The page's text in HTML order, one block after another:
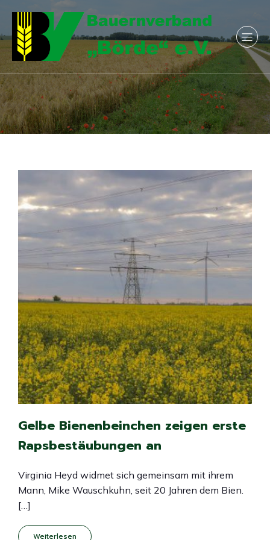
Gelbe Bienenbeinchen zeigen erste
Rapsbestäubungen an
Virginia Heyd widmet sich gemeinsam mit ihrem
Mann, Mike Wauschkuhn, seit 20 Jahren dem Bien.
[…]
Weiterlesen